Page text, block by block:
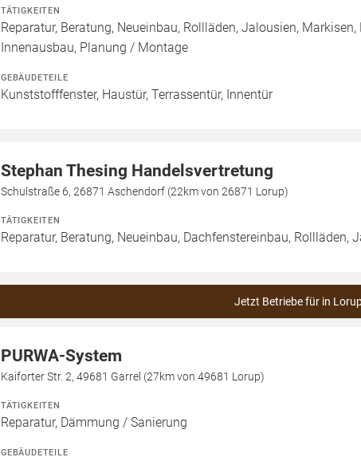
TÄTIGKEITEN
Reparatur, Beratung, Neueinbau, Rollläden, Jalousien,
Innenausbau, Planung / Montage
GEBÄUDETEILE
Kunststofffenster, Haustür, Terrassentür, Innentür
Stephan Thesing Handelsvertretung
Schulstraße 6, 26871 Aschendorf (22km von 26871 Lorup)
TÄTIGKEITEN
Reparatur, Beratung, Neueinbau, Dachfenstereinbau, Rollläden,
Jetzt Betriebe für in
PURWA-System
Kaiforter Str. 2, 49681 Garrel (27km von 49681 Lorup)
TÄTIGKEITEN
Reparatur, Dämmung / Sanierung
GEBÄUDETEILE